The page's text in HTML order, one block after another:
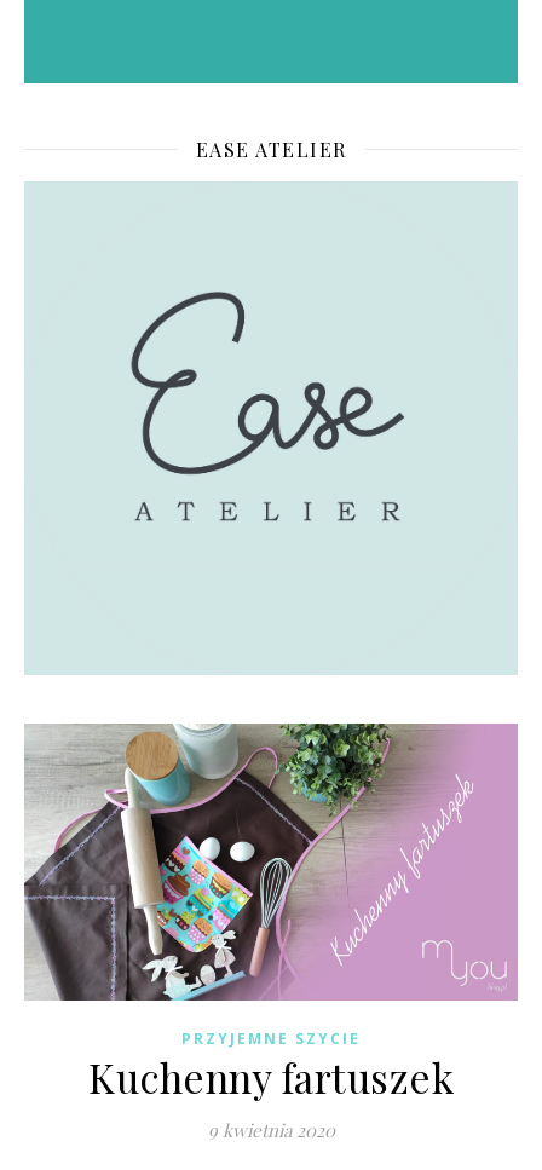
EASE ATELIER
PRZYJEMNE SZYCIE
Kuchenny fartuszek
9 kwietnia 2020